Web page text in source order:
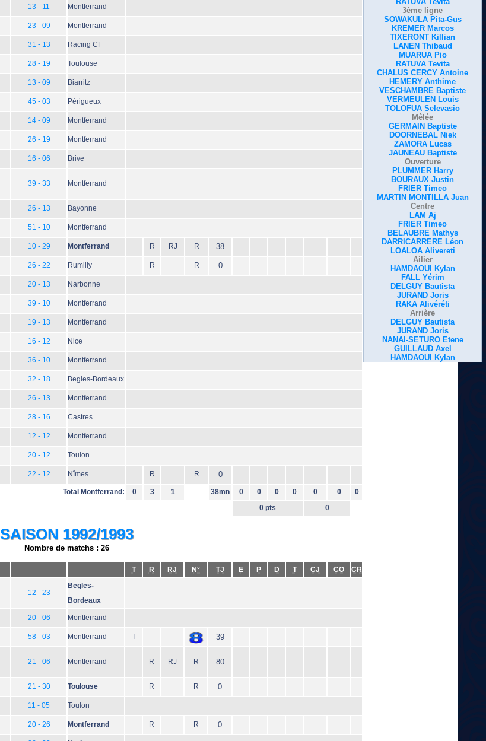
3ème ligne
SOWAKULA Pita-Gus
KREMER Marcos
TIXERONT Killian
LANEN Thibaud
MUARUA Pio
RATUVA Tevita
CHALUS CERCY Antoine
HEMERY Anthime
VESCHAMBRE Baptiste
VERMEULEN Louis
TOLOFUA Selevasio
Mêlée
GERMAIN Baptiste
DOORNEBAL Niek
ZAMORA Lucas
JAUNEAU Baptiste
Ouverture
PLUMMER Harry
BOURAUX Justin
FRIER Timeo
MARTIN MONTILLA Juan
Centre
LAM Aj
FRIER Timeo
BELAUBRE Mathys
DARRICARRERE Léon
LOALOA Alivereti
Ailier
HAMDAOUI Kylan
FALL Yérim
DELGUY Bautista
JURAND Joris
RAKA Alivéréti
Arrière
DELGUY Bautista
JURAND Joris
NANAI-SETURO Etene
GUILLAUD Axel
HAMDAOUI Kylan
13 - 11 Montferrand
23 - 09 Montferrand
31 - 13 Racing CF
28 - 19 Toulouse
13 - 09 Biarritz
45 - 03 Périgueux
14 - 09 Montferrand
26 - 19 Montferrand
16 - 06 Brive
39 - 33 Montferrand
26 - 13 Bayonne
51 - 10 Montferrand
10 - 29 Montferrand R RJ R 38
26 - 22 Rumilly R R 0
20 - 13 Narbonne
39 - 10 Montferrand
19 - 13 Montferrand
16 - 12 Nice
36 - 10 Montferrand
32 - 18 Begles-Bordeaux
26 - 13 Montferrand
28 - 16 Castres
12 - 12 Montferrand
20 - 12 Toulon
22 - 12 Nîmes R R 0
Total Montferrand: 0 3 1 38mn 0 0 0 0 0 0
0
0 pts
0
SAISON 1992/1993
Nombre de matchs : 26
T R RJ N° TJ E P D T CJ CO CR
12 - 23
Begles-
Bordeaux
20 - 06 Montferrand
58 - 03 Montferrand T 39
21 - 06 Montferrand R RJ R 80
21 - 30 Toulouse R R 0
11 - 05 Toulon
20 - 26 Montferrand R R 0